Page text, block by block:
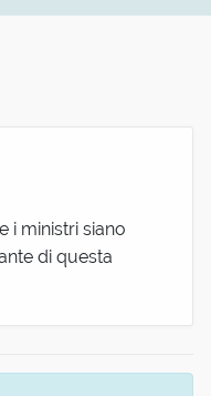
i ministri siano
di questa